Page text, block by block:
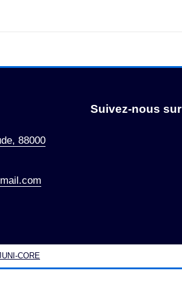
88000
Suivez-nous sur
CORE